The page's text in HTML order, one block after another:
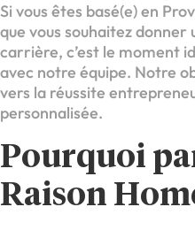
Si vous êtes basé(e) en
que vous souhaitez
carrière, c’est le moment
avec notre équipe. Notre
vers la réussite
personnalisée.
Pourquoi
Raison